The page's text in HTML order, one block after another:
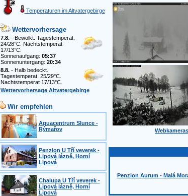
Temperaturen im Altvatergebirge
Wettervorhersage
7.8.- Bewölkt. Tagestemperat.
24/28°C. Nachtstemperat
17/13°C.
Sonnenaufgang: 05:37
Sonnenuntergang: 20:34
8.8.- Halb bedeckt.
Tagestemperat. 25/29°C.
Nachtstemperat 17/13°C.
Wettervorhersage Altvatergebirge
Wir empfehlen
Aquacentrum Slunce -
Rýmařov
Penzion U Tří veverek -
Lipová lázně, Horní
Lipová
Chalupa U Tří veverek -
Lipová lázně, Horní
Lipová
Penzion Aurum - Malá